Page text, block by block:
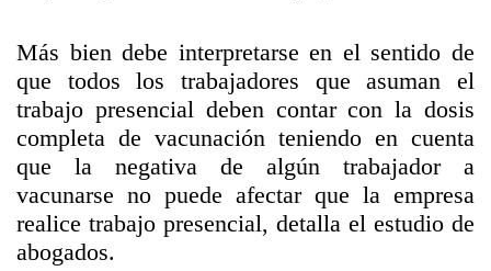
Más bien debe interpretarse en el sentido de
que todos los trabajadores que asuman el
trabajo presencial deben contar con la dosis
completa de vacunación teniendo en cuenta
que la negativa de algún trabajador a
vacunarse no puede afectar que la empresa
realice trabajo presencial, detalla el estudio de
abogados.